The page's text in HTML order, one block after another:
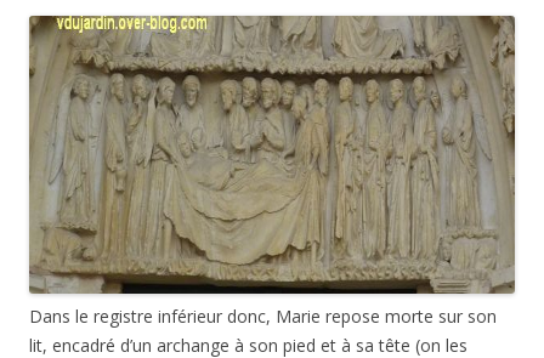
Dans le registre inférieur donc, Marie repose morte sur son
lit, encadré d’un archange à son pied et à sa tête (on les